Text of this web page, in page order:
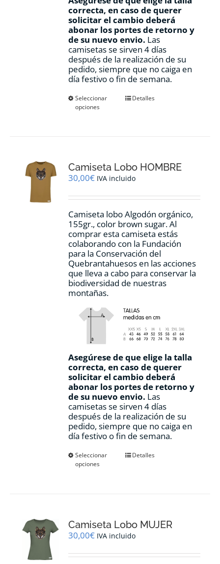
correcta, en caso de querer
solicitar el cambio deberá
abonar los portes de retorno y
de su nuevo envio. Las
camisetas se sirven 4 días
después de la realización de su
pedido, siempre que no caiga en
día festivo o fin de semana.
Seleccionar
opciones
Este
se
pueden
en
página
de
producto
Detalles
Camiseta Lobo HOMBRE
30,00€ IVA incluido
Camiseta lobo Algodón orgánico,
155gr., color brown sugar.Al
comprar esta camiseta estás
colaborando con la Fundación
para la Conservación del
Quebrantahuesos en las acciones
que lleva a cabo para conservar la
biodiversidad de nuestras
montañas.
Asegúrese de que elige la talla
correcta, en caso de querer
solicitar el cambio deberá
abonar los portes de retorno y
de su nuevo envio. Las
camisetas se sirven 4 días
después de la realización de su
pedido, siempre que no caiga en
día festivo o fin de semana.
Seleccionar
opciones
Este
se
pueden
en
Detalles
Camiseta Lobo MUJER
30,00€ IVA incluido